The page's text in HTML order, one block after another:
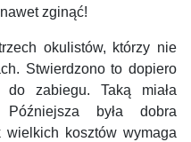
zginąć!
okulistów, którzy nie
Stwierdzono to dopiero
zabiegu. Taką miała
była dobra
kosztów wymaga